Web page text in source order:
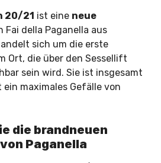
20/21 ist eine neue
Fai della Paganella aus
sich um die erste
Ort, die über den Sessellift
sein wird. Sie ist insgesamt
maximales Gefälle von
die brandneuen
Paganella